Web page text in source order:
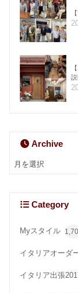
説
Archive
Category
Myスタイル
イタリアオーダ
イタリア出張